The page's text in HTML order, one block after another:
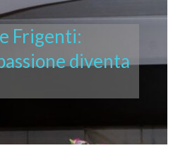
Frigenti:
diventa